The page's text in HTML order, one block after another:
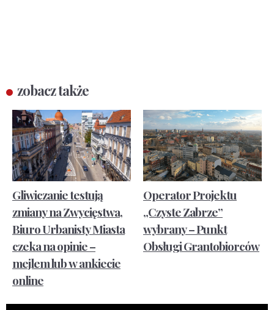
zobacz także
Gliwiczanie testują
zmiany na Zwycięstwa,
Biuro Urbanisty Miasta
czeka na opinie –
mejlem lub w ankiecie
online
Operator Projektu
„Czyste Zabrze”
wybrany – Punkt
Obsługi Grantobiorców